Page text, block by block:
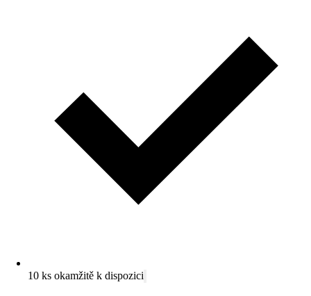
10 ks okamžitě k dispozici